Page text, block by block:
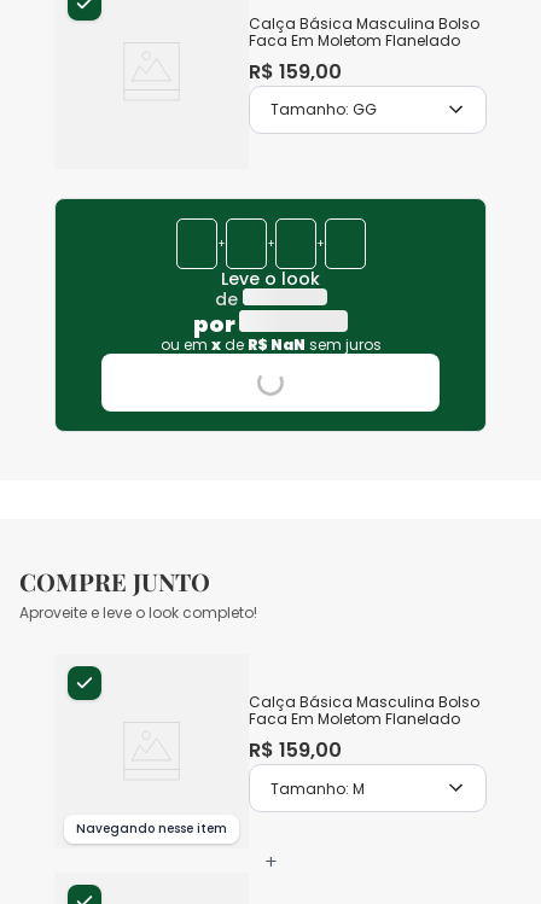
Calça Básica Masculina Bolso
Faca Em Moletom Flanelado
R$ 159,00
Tamanho: GG
+ + +
Leve o look
de
por
ou em x de R$ NaN sem juros
COMPRE JUNTO
Aproveite e leve o look completo!
Navegando nesse item
Calça Básica Masculina Bolso
Faca Em Moletom Flanelado
R$ 159,00
Tamanho: M
+